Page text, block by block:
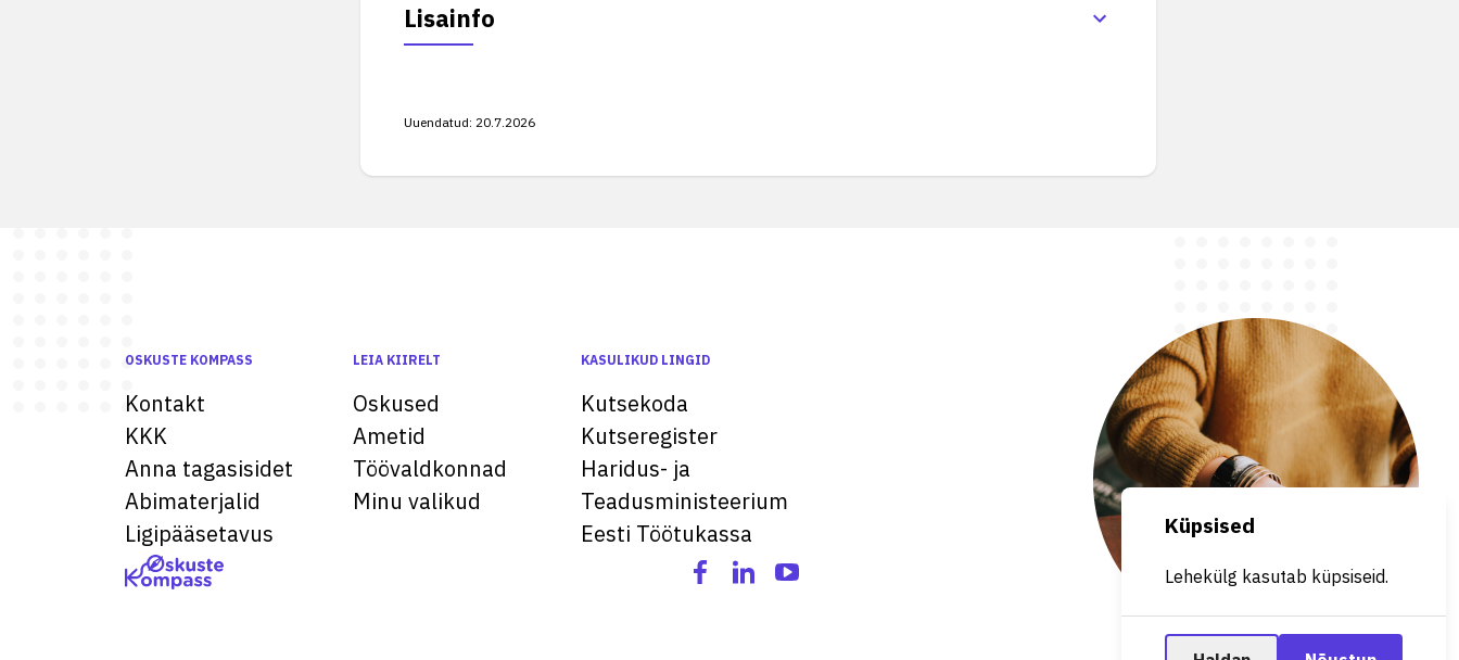
Lisainfo
Uuendatud: 20.7.2026
OSKUSTE KOMPASS
Kontakt
KKK
Anna tagasisidet
Abimaterjalid
Ligipääsetavus
LEIA KIIRELT
Oskused
Ametid
Töövaldkonnad
Minu valikud
KASULIKUD LINGID
Kutsekoda
Kutseregister
Haridus- ja
Teadusministeerium
Eesti Töötukassa
Küpsised
Lehekülg kasutab küpsiseid.